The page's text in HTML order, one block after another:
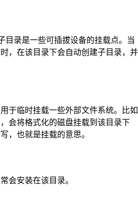
目录是一些可插拔设备的挂载点。当
，在该目录下会自动创建子目录，并
于临时挂载一些外部文件系统。比如
会将格式化的磁盘挂载到该目录下
，也就是挂载的意思。
会安装在该目录。